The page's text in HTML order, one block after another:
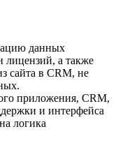
данных
лицензий, а также
сайта в CRM, не
приложения, CRM,
и интерфейса
логика